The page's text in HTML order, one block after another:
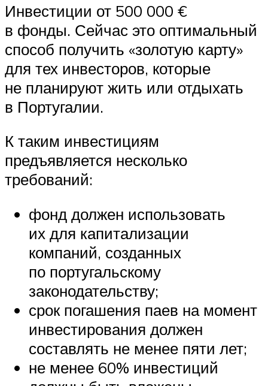
Инвестиции от 500 000 €
в фонды. Сейчас это оптимальный
способ получить «золотую карту»
для тех инвесторов, которые
не планируют жить или отдыхать
в Португалии.
К таким инвестициям
предъявляется несколько
требований:
фонд должен использовать
их для капитализации
компаний, созданных
по португальскому
законодательству;
срок погашения паев на момент
инвестирования должен
составлять не менее пяти лет;
не менее 60% инвестиций